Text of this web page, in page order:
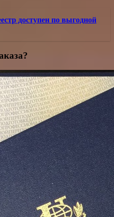
доступен по выгодной